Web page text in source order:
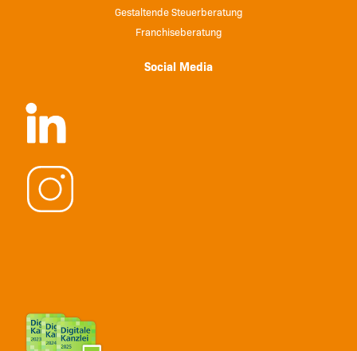
Gestaltende Steuerberatung
Franchiseberatung
Social Media